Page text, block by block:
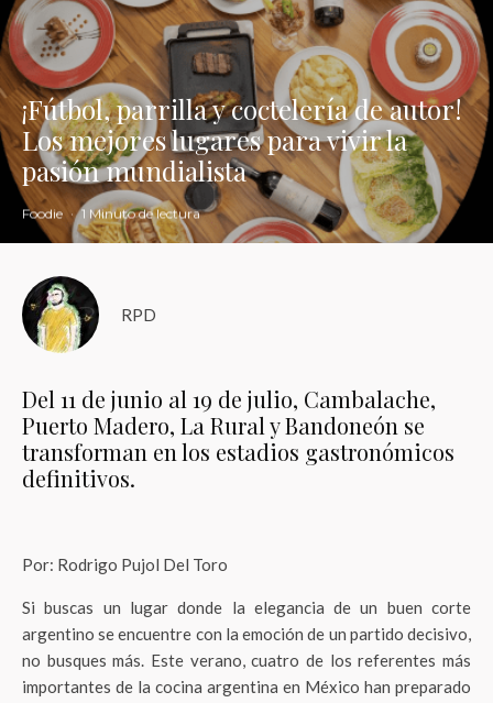
¡Fútbol, parrilla y coctelería de autor!
Los mejores lugares para vivir la
pasión mundialista
Foodie · 1 Minuto de lectura
RPD
Del 11 de junio al 19 de julio, Cambalache,
Puerto Madero, La Rural y Bandoneón se
transforman en los estadios gastronómicos
definitivos.
Por: Rodrigo Pujol Del Toro
Si buscas un lugar donde la elegancia de un buen corte
argentino se encuentre con la emoción de un partido decisivo,
no busques más. Este verano, cuatro de los referentes más
importantes de la cocina argentina en México han preparado